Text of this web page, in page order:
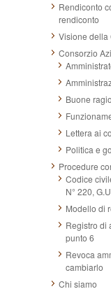
Rendiconto
rendiconto
Visione della
Consorzio
Buone
Lettera ai
Politica e
Procedure
Codice
N° 220,
Modello di
Registro di
punto 6
Revoca
cambiarlo
Chi siamo